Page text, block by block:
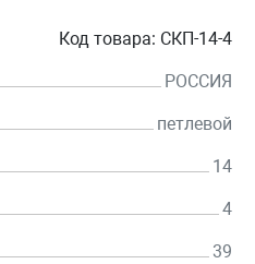
Код товара: СКП-14-4
РОССИЯ
петлевой
14
4
39